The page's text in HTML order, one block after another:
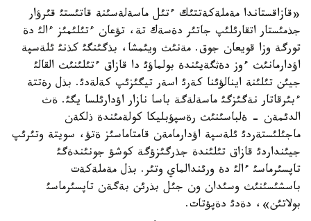
«قازاقستاندا مةملةكةتتئك ءتئل ماسةلةسئنة قاتئستئ قئرؤار
جذمئستار اتقارئلئپ جاتئر دةسةك تة، تؤعان ءتئلئمئز ءالئ دة
تورگة وزا قويعان جوق. مةنئث ويئمشا، بذگئنگئ كذنئ ئلةسپة
اؤدارمانئث ءوز دةثگةيئندة بولماؤئ دا قازاق ءتئلئنئث القالئ
جيئن تئلئنة اينالؤئنا كةرئ اسةر تيگئزئپ كةلةدئ. بذل رةتتة
ءبئرقاتار نةگئزگئ ماسةلةگة باسا نازار اؤدارئلسا يگئ. ةث
الدئمةن - ةلباسئنئث رةسپؤبليكا كولةمئندة ذلكةن
ماجئلئستةردئ ئلةسپة اؤدارمامةن قامتاماسئز ةتؤ، سويتة وتئرئپ
جيئنداردئ قازاق تئلئندة جذرگئزؤگة كوشؤ جونئندةگئ
تاپسئرماسئ ءالئ دة ورئندالماي وتئر. بذل مةملةكةت
باسشئسئنئث وسئدان ون جئل بذرئن بةگةن تاپسئرماسئ
بولاتئن»، دةدئ دةپؤتات.